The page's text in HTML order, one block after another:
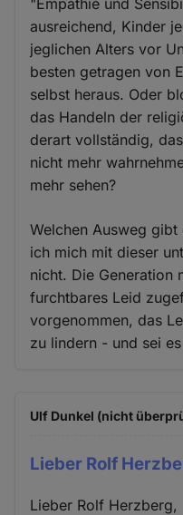
ausreichend, Kinder
jeglichen Alters vor
besten getragen von
selbst heraus. Oder
das Handeln der
derart vollständig,
nicht mehr
mehr sehen?
Welchen Ausweg gibt
ich mich mit dieser
nicht. Die Generation
furchtbares Leid
vorgenommen, das
zu lindern - und sei
Ulf Dunkel (nicht
Lieber Rolf
Lieber Rolf Herzberg,